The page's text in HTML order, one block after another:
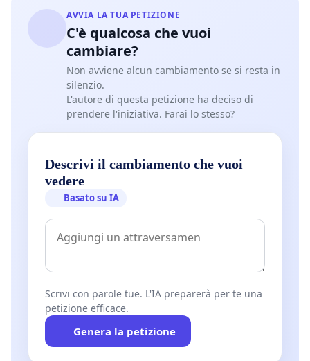
AVVIA LA TUA PETIZIONE
C'è qualcosa che vuoi
cambiare?
Non avviene alcun cambiamento se si resta in
silenzio.
L'autore di questa petizione ha deciso di
prendere l'iniziativa. Farai lo stesso?
Descrivi il cambiamento che vuoi
vedere
Basato su IA
Scrivi con parole tue. L'IA preparerà per te una
petizione efficace.
Genera la petizione